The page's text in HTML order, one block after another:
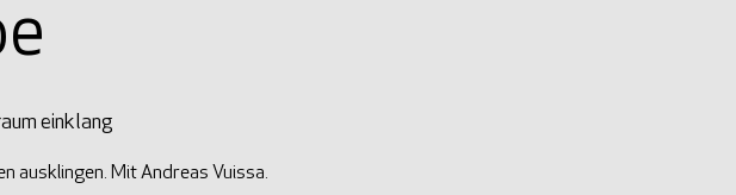
einklang
ausklingen. Mit Andreas Vuissa.